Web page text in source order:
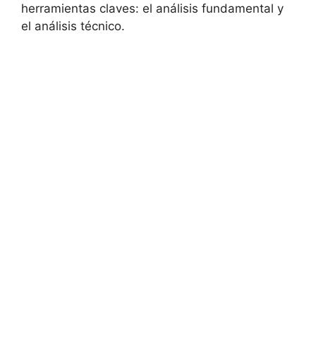
herramientas claves: el análisis fundamental y
el análisis técnico.